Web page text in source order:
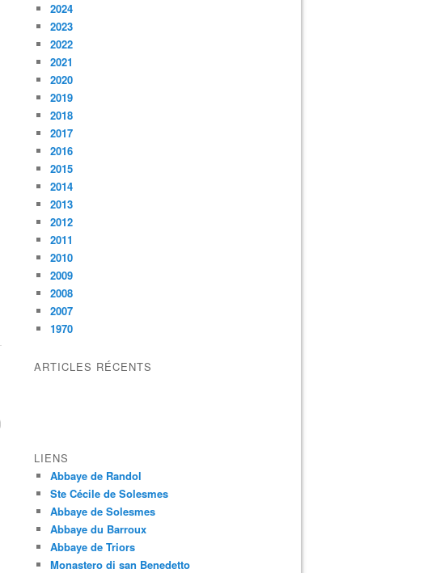
2024
2023
2022
2021
2020
2019
2018
2017
2016
2015
2014
2013
2012
2011
2010
2009
2008
2007
1970
ARTICLES RÉCENTS
LIENS
Abbaye de Randol
Ste Cécile de Solesmes
Abbaye de Solesmes
Abbaye du Barroux
Abbaye de Triors
Monastero di san Benedetto